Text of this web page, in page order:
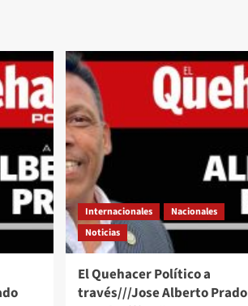
Internacionales
Nacionales
Noticias
El Quehacer Político a
través///Jose Alberto Prado